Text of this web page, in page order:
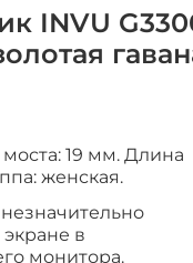
INVU
19 мм. Длина
женская.
в
монитора.